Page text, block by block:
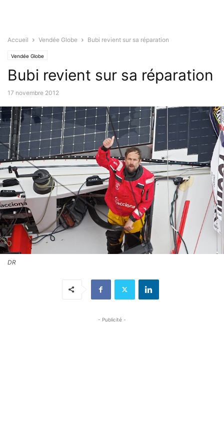
Accueil Vendée Globe Bubi revient sur sa réparation
Vendée Globe
Bubi revient sur sa réparation
17 novembre 2012
DR
- Publicité -